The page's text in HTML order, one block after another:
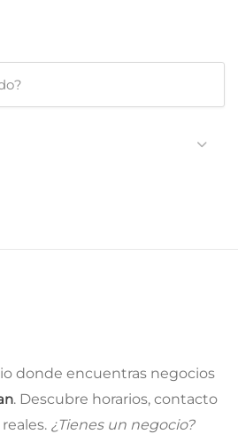
donde encuentras negocios
. Descubre horarios, contacto
¿Tienes un negocio?